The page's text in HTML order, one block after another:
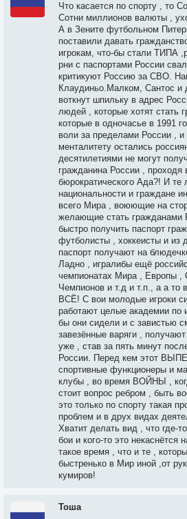
Что касается по спорту , то
Сотни миллионов валюты ,
А в Зените футбольном
поставили давать
игрокам, что-бы стали ТИПА
рни с паспортами России
критикуют Россию за СВО.
Клаудиньо.Малком, Сантос и
воткнут шпильку в адрес
людей , которые хотят стать
которые в одночасье в 1991
воли за пределами России ,
менталитету остались
десятилетиями не могут
гражданина России , проходя
бюрократического Ада?! И
национальности и граждане
всего Мира , воюющие на
желающие стать гражданами
быстро получить паспорт
футболисты , хоккеисты и из
паспорт получают на
Ладно , игралибы ещё
чемпионатах Мира , Европы ,
Чемпионов и т.д и т.п., а а то
ВСЁ! С вои молодые игроки
работают целые академии по
бы они сидели и с завистью
завезённые варяги ,
уже , став за пять минут
России. Перед кем этот
спортивные функционеры и
клубы , во время ВОЙНЫ ,
стоит вопрос ребром , быть
это только по спорту такая
проблем и в друх видах
Хватит делать вид , что
бои и кого-то это
такое время , что и те ,
быстренько в Мир иной ,от
кумиров!
Тоша